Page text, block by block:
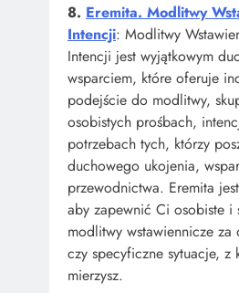
8. Eremita. Modlitwy
Intencji: Modlitwy
Intencji jest wyjątkowym
wsparciem, które oferuje
podejście do modlitwy,
osobistych prośbach,
potrzebach tych, którzy
duchowego ukojenia,
przewodnictwa. Eremita
aby zapewnić Ci osobiste i
modlitwy wstawiennicze za
czy specyficzne sytuacje, z
mierzysz.